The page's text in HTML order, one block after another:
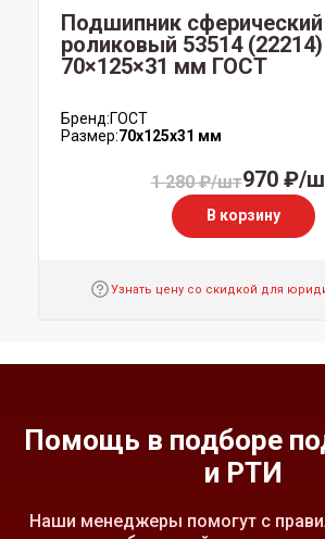
Подшипник сферический
роликовый 53514 (22214)
70×125×31 мм ГОСТ
Бренд:ГОСТ
Размер:70x125x31 мм
1 280 ₽/шт970 ₽/
В корзину
Узнать цену со скидкой для
Помощь в подборе
и РТИ
Наши менеджеры помогут с